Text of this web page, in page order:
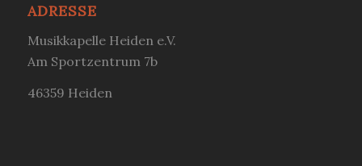
ADRESSE
Musikkapelle Heiden e.V.
Am Sportzentrum 7b
46359 Heiden